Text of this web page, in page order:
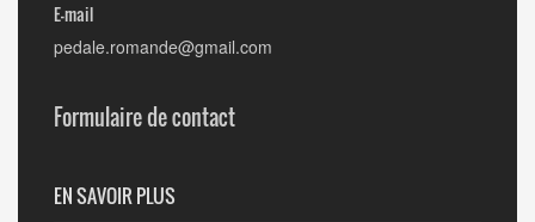
E-mail
pedale.romande@gmail.com
Formulaire de contact
EN SAVOIR PLUS